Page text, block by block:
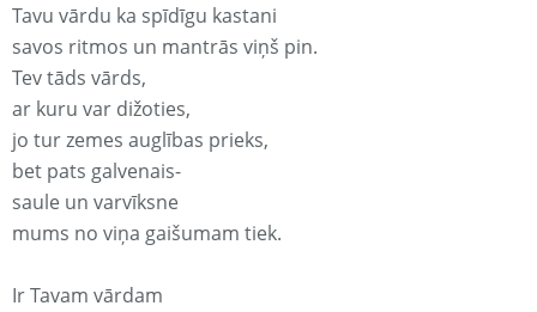
Tavu vārdu ka spīdīgu kastani
savos ritmos un mantrās viņš pin.
Tev tāds vārds,
ar kuru var dižoties,
jo tur zemes auglības prieks,
bet pats galvenais-
saule un varvīksne
mums no viņa gaišumam tiek.
Ir Tavam vārdam